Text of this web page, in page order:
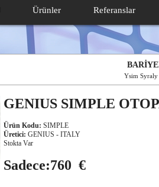
Ürünler Referanslar
Ysim Syraly
GENIUS SIMPLE
Ürün Kodu: SIMPLE
Üretici: GENIUS - ITALY
Stokta Var
Sadece:760 €